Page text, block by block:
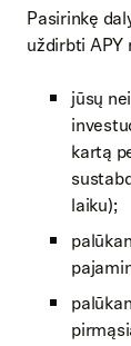
Pasirinkę
uždirbti APY
jūsų
kartą
laiku);